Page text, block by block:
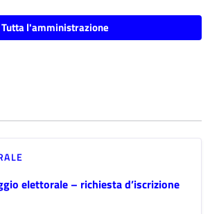
Tutta l'amministrazione
elettorale – richiesta d’iscrizione